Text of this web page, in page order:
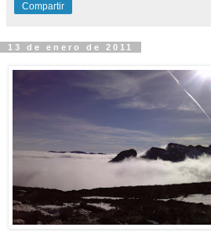
Compartir
13 de enero de 2011